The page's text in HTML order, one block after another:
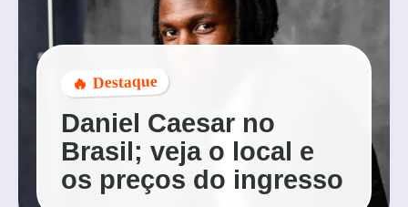
🔥 Destaque
Daniel Caesar no
Brasil; veja o local e
os preços do ingresso